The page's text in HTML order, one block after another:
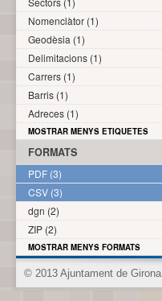
Nomenclàtor (1)
Geodèsia (1)
Delimitacions (1)
Carrers (1)
Barris (1)
Adreces (1)
MOSTRAR MENYS ETIQUETES
FORMATS
PDF (3)
CSV (3)
dgn (2)
ZIP (2)
MOSTRAR MENYS FORMATS
© 2013 Ajuntament de Girona